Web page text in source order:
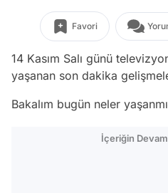
Favori
14 Kasım Salı günü
yaşanan son dakika
Bakalım bugün neler
İçeriğin